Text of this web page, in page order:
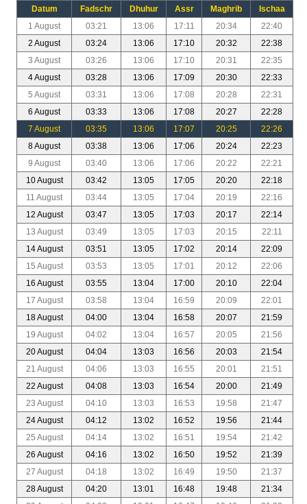
Datum Fadschr Dhuhur Assr Maghrib
Ischaa
1 August
03:21 13:06 17:11 20:34
22:40
2 August
03:24 13:06 17:10 20:32
22:38
3 August
03:26 13:06 17:10 20:31
22:35
4 August
03:28 13:06 17:09 20:30
22:33
5 August
03:31 13:06 17:08 20:28
22:31
6 August
03:33 13:06 17:08 20:27
22:28
7 August
03:35 13:06 17:07 20:25
22:26
8 August
03:38 13:06 17:06 20:24
22:23
9 August
03:40 13:06 17:06 20:22
22:21
10 August
03:42 13:05 17:05 20:20
22:18
11 August
03:44 13:05 17:04 20:19
22:16
12 August
03:47 13:05 17:03 20:17
22:14
13 August
03:49 13:05 17:03 20:15
22:11
14 August
03:51 13:05 17:02 20:14
22:09
15 August
03:53 13:05 17:01 20:12
22:06
16 August
03:55 13:04 17:00 20:10
22:04
17 August
03:58 13:04 16:59 20:09
22:01
18 August
04:00 13:04 16:58 20:07
21:59
19 August
04:02 13:04 16:57 20:05
21:56
20 August
04:04 13:03 16:56 20:03
21:54
21 August
04:06 13:03 16:55 20:01
21:51
22 August
04:08 13:03 16:54 20:00
21:49
23 August
04:10 13:03 16:53 19:58
21:47
24 August
04:12 13:02 16:52 19:56
21:44
25 August
04:14 13:02 16:51 19:54
21:42
26 August
04:16 13:02 16:50 19:52
21:39
27 August
04:18 13:02 16:49 19:50
21:37
28 August
04:20 13:01 16:48 19:48
21:34